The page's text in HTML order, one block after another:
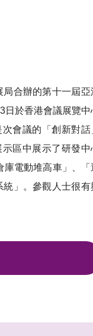
合辦的第十一屆亞
日於香港會議展覽中
會議的「創新對話
區中展示了研發中
庫電動堆高車」、「
」。參觀人士很有